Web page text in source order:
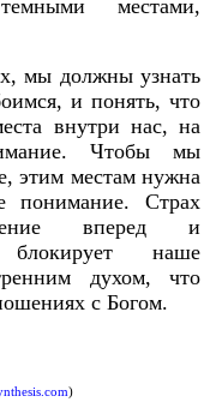
местами,
мы должны узнать
и понять, что
внутри нас, на
Чтобы мы
этим местам нужна
понимание. Страх
вперед и
наше
духом, что
с Богом.
)